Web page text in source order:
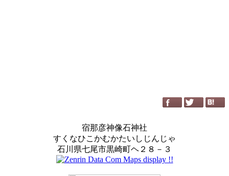
宿那彦神像石神社
すくなひこかむかたいしじんじゃ
石川県七尾市黒崎町ヘ２８－３